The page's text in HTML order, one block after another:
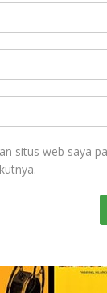
situs web saya